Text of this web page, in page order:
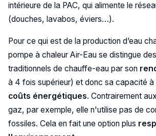
intérieure de la PAC, qui alimente le
(douches, lavabos, éviers…).
Pour ce qui est de la production d’eau
pompe à chaleur Air-Eau se distingue
traditionnels de chauffe-eau par son
à 4 fois supérieur) et donc sa capacité à
coûts énergétiques. Contrairement
gaz, par exemple, elle n'utilise pas de
fossiles. Cela en fait une option plus